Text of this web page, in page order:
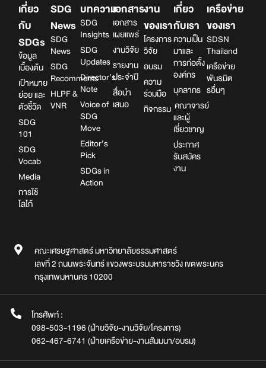
เกี่ยว
กับ
SDGs
ข้อมูล
เบื้องต้น
เป้าหมาย
ย่อย และ
ตัวชี้วัด
SDG
101
SDG
Vocab
Media
การใช้
โลโก้
SDG
News
SDG
News
SDG
Recomments
HLPF &
VNR
บทความ
SDG
Insights
SDG
Updates
Director’s
Note
Voice of
SDG
Move
Editor’s
Pick
SDGs in
Action
เอกสาร
เอกสาร
เผยแพร่
งานวิจัย
รายงาน
ประจำปี
สื่อนำ
เสนอ
งาน
ของเรา
โครงการ
วิจัย
อบรม
ความ
ร่วมมือ
กิจกรรม
เกี่ยว
กับเรา
ความเป็น
มาและ
การก่อตั้ง
องค์กร
บุคลากร
คณาจารย์
และผู้
เชี่ยวชาญ
ประกาศ
รับสมัคร
งาน
เครือข่าย
ของเรา
SDSN
Thailand
เครือข่าย
พันธมิต
รอื่นๆ
คณะเศรษฐศาสตร์ มหาวิทยาลัยธรรมศาสตร์
เลขที่ 2 ถนนพระจันทร์ แขวงพระบรมมหาราชวัง เขตพระนคร
กรุงเทพมหานคร 10200
โทรศัพท์ :
098-503-1196 (ฝ่ายวิจัย-งานวิจัย/โครงการ)
062-467-6741 (ฝ่ายเครือข่าย-งานสัมมนา/อบรม)